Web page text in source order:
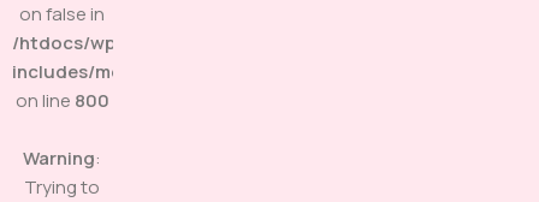
on false in
/htdocs/wp-
includes/media.php
on line 800
Warning:
Trying to